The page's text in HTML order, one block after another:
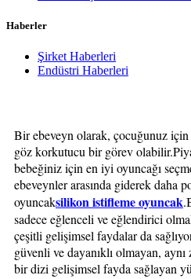
Haberler
Şirket Haberleri
Endüstri Haberleri
Bir ebeveyn olarak, çocuğunuz
göz korkutucu bir görev
bebeğiniz için en iyi oyuncağı
ebeveynler arasında giderek daha
oyuncaksilikon istifleme oyuncak
sadece eğlenceli ve eğlendirici
çeşitli gelişimsel faydalar da
güvenli ve dayanıklı olmayan,
bir dizi gelişimsel fayda sağlayan